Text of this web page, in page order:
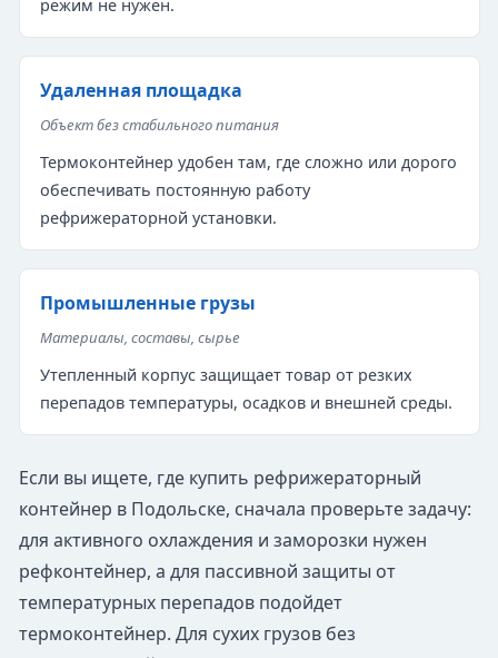
режим не нужен.
Удаленная площадка
Объект без стабильного питания
Термоконтейнер удобен там, где сложно или дорого
обеспечивать постоянную работу
рефрижераторной установки.
Промышленные грузы
Материалы, составы, сырье
Утепленный корпус защищает товар от резких
перепадов температуры, осадков и внешней среды.
Если вы ищете, где купить рефрижераторный
контейнер в Подольске, сначала проверьте задачу:
для активного охлаждения и заморозки нужен
рефконтейнер, а для пассивной защиты от
температурных перепадов подойдет
термоконтейнер. Для сухих грузов без